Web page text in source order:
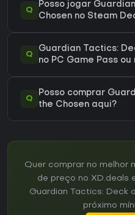
Q
Posso jogar
Chosen no Steam
Q
Guardian Tactics:
no PC Game Pass
Q
Posso comprar
the Chosen aqui?
Quer comprar no melhor
de preço no XD.deals
Guardian Tactics: Deck
próximo